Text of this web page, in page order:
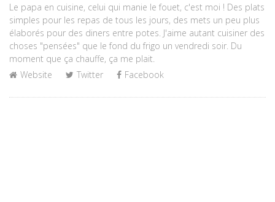
Le papa en cuisine, celui qui manie le fouet, c'est moi ! Des plats
simples pour les repas de tous les jours, des mets un peu plus
élaborés pour des diners entre potes. J'aime autant cuisiner des
choses "pensées" que le fond du frigo un vendredi soir. Du
moment que ça chauffe, ça me plait.
Website
Twitter Facebook